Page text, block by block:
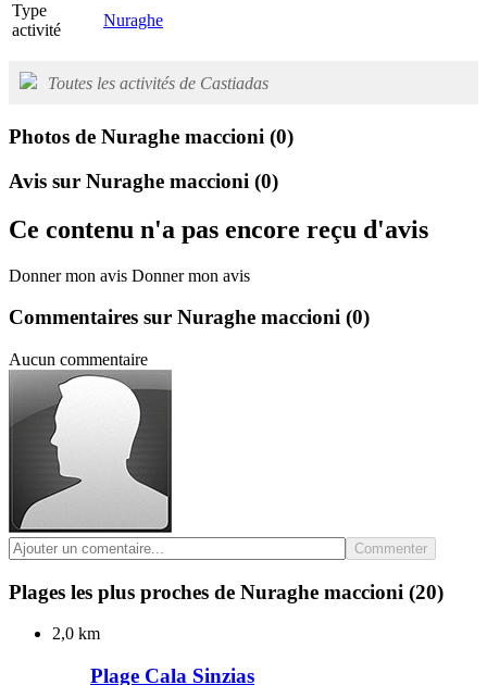
Type
activité
Nuraghe
Toutes les activités de Castiadas
Photos de Nuraghe maccioni (0)
Avis sur Nuraghe maccioni (0)
Ce contenu n'a pas encore reçu d'avis
Donner mon avis Donner mon avis
Commentaires sur Nuraghe maccioni (0)
Aucun commentaire
Commenter
Plages les plus proches de Nuraghe maccioni (20)
2,0 km
Plage Cala Sinzias